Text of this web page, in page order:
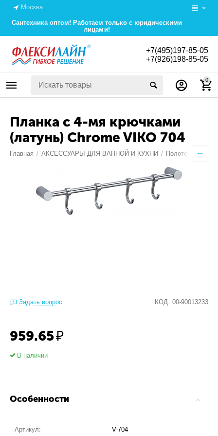
Москва
Сантехника оптом! Работаем только с юридическими
лицами!
+7(495)197-85-05
+7(926)198-85-05
0
Планка с 4-мя крючками
(латунь) Chrome VIKO 704
Главная / АКСЕССУАРЫ ДЛЯ ВАННОЙ И КУХНИ /
Задать вопрос КОД: 00-90013233
959.65₽
В наличии
Особенности
Артикул: V-704